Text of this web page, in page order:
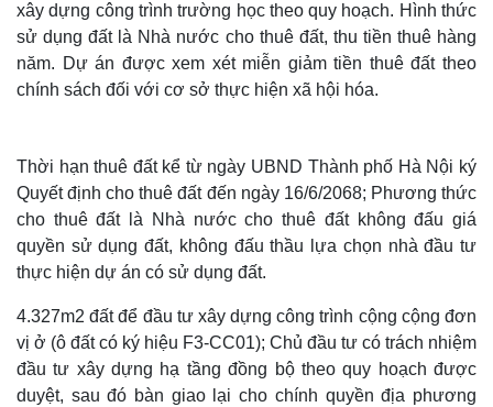
xây dựng công trình trường học theo quy hoạch. Hình thức
sử dụng đất là Nhà nước cho thuê đất, thu tiền thuê hàng
năm. Dự án được xem xét miễn giảm tiền thuê đất theo
chính sách đối với cơ sở thực hiện xã hội hóa.
Thời hạn thuê đất kể từ ngày UBND Thành phố Hà Nội ký
Quyết định cho thuê đất đến ngày 16/6/2068; Phương thức
cho thuê đất là Nhà nước cho thuê đất không đấu giá
quyền sử dụng đất, không đấu thầu lựa chọn nhà đầu tư
thực hiện dự án có sử dụng đất.
4.327m2 đất để đầu tư xây dựng công trình cộng cộng đơn
vị ở (ô đất có ký hiệu F3-CC01); Chủ đầu tư có trách nhiệm
đầu tư xây dựng hạ tầng đồng bộ theo quy hoạch được
duyệt, sau đó bàn giao lại cho chính quyền địa phương